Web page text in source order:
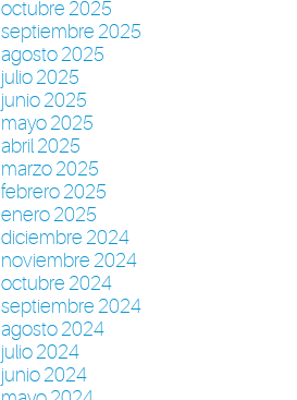
octubre 2025
septiembre 2025
agosto 2025
julio 2025
junio 2025
mayo 2025
abril 2025
marzo 2025
febrero 2025
enero 2025
diciembre 2024
noviembre 2024
octubre 2024
septiembre 2024
agosto 2024
julio 2024
junio 2024